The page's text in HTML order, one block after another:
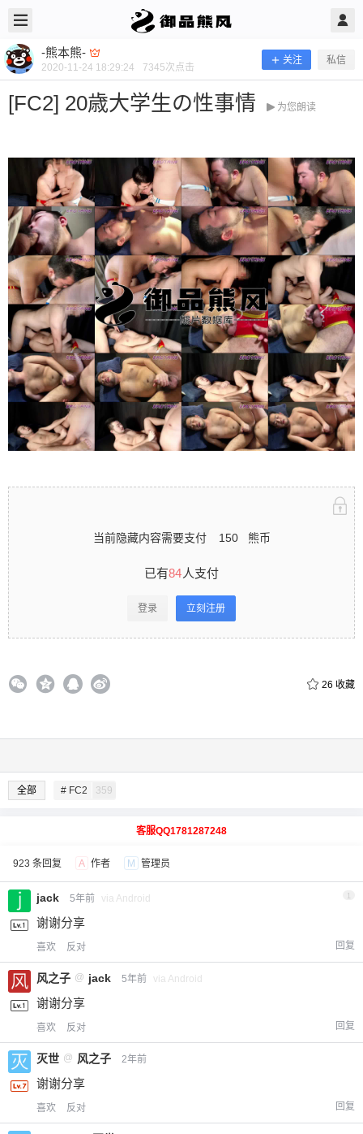
-熊本熊-
2020-11-24 18:29:24 7345次点击
关注 私信
[FC2] 20歳大学生の性事情 为您朗读
当前隐藏内容需要支付 150 熊币
已有84人支付
登录 立刻注册
26 收藏
全部 # FC2 359
-熊本熊- @ 御品熊风 2020/11/24
[FC2] 20歳大学生の性事情
当前隐藏内容需要支付150熊币 已有84人支付 登录
立刻注册 0 收藏
客服QQ1781287248
923 条回复 A 作者 M 管理员
jack 5年前 via Android 1
谢谢分享
喜欢 反对 回复
风之子 @ jack 5年前 via Android
谢谢分享
喜欢 反对 回复
灭世 @ 风之子 2年前
谢谢分享
喜欢 反对 回复